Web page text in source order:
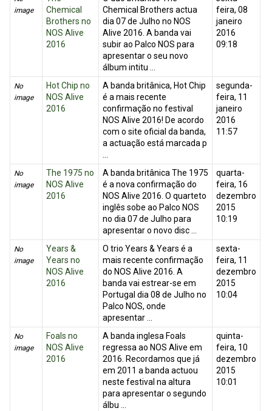
image
Chemical
Brothers no
NOS Alive
2016
Chemical Brothers actua
dia 07 de Julho no NOS
Alive 2016. A banda vai
subir ao Palco NOS para
apresentar o seu novo
álbum intitu ...
feira, 08
janeiro
2016
09:18
No
image
Hot Chip no
NOS Alive
2016
A banda britânica, Hot Chip
é a mais recente
confirmação no festival
NOS Alive 2016! De acordo
com o site oficial da banda,
a actuação está marcada p
segunda-
feira, 11
janeiro
2016
11:57
No
image
The 1975 no
NOS Alive
2016
A banda britânica The 1975
é a nova confirmação do
NOS Alive 2016. O quarteto
inglês sobe ao Palco NOS
no dia 07 de Julho para
apresentar o novo disc ...
quarta-
feira, 16
dezembro
2015
10:19
No
image
Years &
Years no
NOS Alive
2016
O trio Years & Years é a
mais recente confirmação
do NOS Alive 2016. A
banda vai estrear-se em
Portugal dia 08 de Julho no
Palco NOS, onde
apresentar ...
sexta-
feira, 11
dezembro
2015
10:04
No
image
Foals no
NOS Alive
2016
A banda inglesa Foals
regressa ao NOS Alive em
2016. Recordamos que já
em 2011 a banda actuou
neste festival na altura
para apresentar o segundo
álbu ...
quinta-
feira, 10
dezembro
2015
10:01